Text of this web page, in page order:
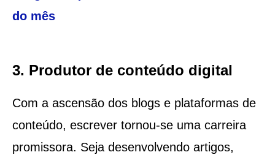
do mês
3. Produtor de conteúdo digital
Com a ascensão dos blogs e plataformas de
conteúdo, escrever tornou-se uma carreira
promissora. Seja desenvolvendo artigos,